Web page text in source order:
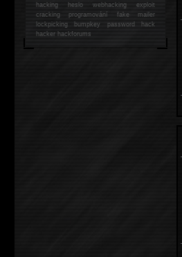
hacking heslo webhacking exploit
cracking programování fake mailer
lockpicking bumpkey password hack
hackerhackforums